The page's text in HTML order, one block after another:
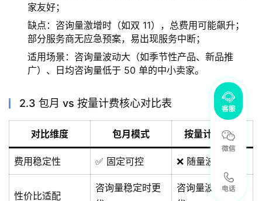
家友好；
缺点：咨询量激增时（如双 11），总费用可能飙升；
部分服务商无应急预案，易出现服务中断；
适用场景：咨询量波动大（如季节性产品、新品推
广）、日均咨询量低于 50 单的中小卖家。
2.3 包月 vs 按量计费核心对比表
对比维度 包月模式 按量计费模式
费用稳定性 ✅ 固定可控 ❌ 随量波动
性价比适配
咨询量稳定时更
咨询量波动时更